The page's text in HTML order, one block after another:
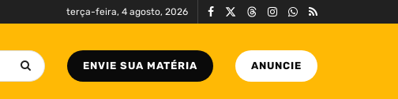
terça-feira, 4 agosto, 2026
ENVIE SUA MATÉRIA ANUNCIE